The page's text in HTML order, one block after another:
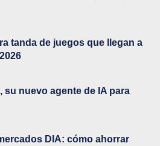
tanda de juegos que llegan a
su nuevo agente de IA para
DIA: cómo ahorrar